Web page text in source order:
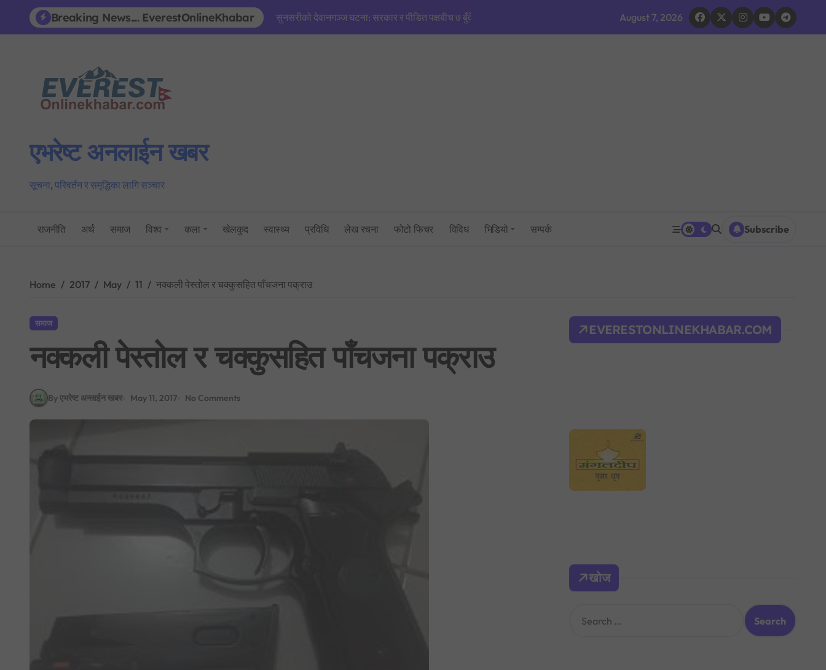
content
Breaking News.... EverestOnlineKhabar सुनसरीको देवानगञ्ज घटना: सरकार र पीडित पक्षबीच ७ बुँदे सहमति, मृतकलाई सहिद घोषणा र परिवारलाई राहत दिइने
सांसद् अरबिन्द साहविरुद्ध फेसबुकमा आक्रामक पोष्ट गर्ने अन्सारी पक्राउ
प्रधानमन्त्रीको सचिवालयबाटै अर्थ मन्त्रालय ओझेलमा: बालेन र स्वर्णिमको आन्तरिक शक्ति सङ्घर्ष सतहमा
फिफा विश्वकप २०२६: उपाधिसँगै व्यक्तिगत अवार्डमा पनि स्पेनको दबदबा, मेसीलाई ‘सिल्भर बल’ र एम्बाप्पेलाई ‘गोल्डेन बुट’
साउन १ देखि लागू हुने गरी शैक्षिक, उपचार र सेयर कारोबारसहित विभिन्न क्षेत्रमा नयाँ करका दरहरू निर्धारण
August 7, 2026
एभरेष्ट अनलाईन खबर
सूचना, परिवर्तन र समृद्धिका लागि सञ्चार
राजनीति अर्थ समाज विश्व कला खेलकुद स्वास्थ्य प्रविधि लेख रचना फोटो फिचर विविध भिडियो सम्पर्क Subscribe
Home 2017 May 11 नक्कली पेस्तोल र चक्कुसहित पाँचजना पक्राउ
समाज
नक्कली पेस्तोल र चक्कुसहित पाँचजना पक्राउ
By एभरेष्ट अन्लाईन खबर May 11, 2017 No Comments
EVERESTONLINEKHABAR.COM
खोज